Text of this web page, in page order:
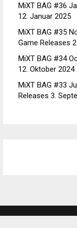
MiXT BAG #36
12. Januar 2025
MiXT BAG #35
Game Releases
MiXT BAG #34
12. Oktober 2024
MiXT BAG #33
Releases 3.